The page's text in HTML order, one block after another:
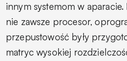
innym systemom w
nie zawsze procesor,
przepustowość były
matryc wysokiej